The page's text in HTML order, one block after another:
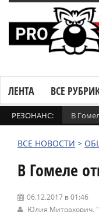
ЛЕНТА ВСЕ
РЕЗОНАНС: В
ВСЕ НОВОСТИ >
В Гомеле
06.12.2017 в 01:46
Юлия Митрахович,